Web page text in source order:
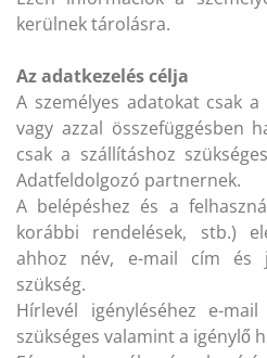
kerülnek tárolásra.
Az adatkezelés célja
A személyes adatokat csak
vagy azzal összefüggésben
csak a szállításhoz
Adatfeldolgozó partnernek.
A belépéshez és a
korábbi rendelések, stb.)
ahhoz név, e-mail cím és
szükség.
Hírlevél igényléséhez e-
szükséges valamint a igénylő